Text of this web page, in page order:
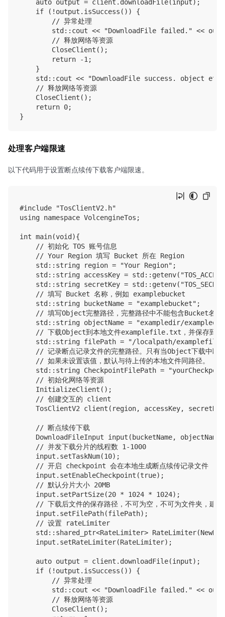
    auto output = client.downloadFile(input);
    if (!output.isSuccess()) {
        // 异常处理
std::cout << "DownloadFile failed." <<
        // 释放网络等资源
        CloseClient();
        return -1;
    }
std::cout << "DownloadFile success. object
    // 释放网络等资源
    CloseClient();
    return 0;
处理客户端限速
以下代码用于设置断点续传下载客户端限速。
#include "TosClientV2.h"
using namespace VolcengineTos;
int main(void){
    // 初始化 TOS 账号信息
    // Your Region 填写 Bucket 所在 Region
    std::string region = "Your Region";
std::string accessKey =
std::string secretKey =
    // 填写 Bucket 名称，例如 examplebucket
    std::string bucketName = "examplebucket";
// 填写Object完整路径，完整路径中不能包含Bucket名
std::string objectName = "exampledir/
// 下载Object到本地文件examplefile.txt，并保存到
std::string filePath = "/localpath/
// 记录断点记录文件的完整路径。只有当Object下载中断
    // 如果未设置该值，默认与待上传的本地文件同路径。
std::string CheckpointFilePath =
    // 初始化网络等资源
    InitializeClient();
    // 创建交互的 client
TosClientV2 client(region, accessKey,
    // 断点续传下载
DownloadFileInput input(bucketName,
    // 并发下载分片的线程数 1-1000
    input.setTaskNum(10);
    // 开启 checkpoint 会在本地生成断点续传记录文件
    input.setEnableCheckpoint(true);
    // 默认分片大小 20MB
    input.setPartSize(20 * 1024 * 1024);
// 下载后文件的保存路径，不可为空，不可为文件夹，建
    input.setFilePath(filePath);
    // 设置 rateLimiter
std::shared_ptr<RateLimiter>
    input.setRateLimiter(RateLimiter);
    auto output = client.downloadFile(input);
    if (!output.isSuccess()) {
        // 异常处理
std::cout << "DownloadFile failed." <<
        // 释放网络等资源
        CloseClient();